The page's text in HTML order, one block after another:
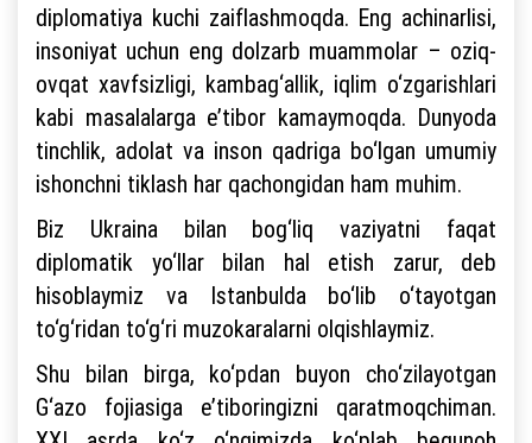
diplomatiya kuchi zaiflashmoqda. Eng achinarlisi,
insoniyat uchun eng dolzarb muammolar – oziq-
ovqat xavfsizligi, kambag‘allik, iqlim o‘zgarishlari
kabi masalalarga e’tibor kamaymoqda. Dunyoda
tinchlik, adolat va inson qadriga bo‘lgan umumiy
ishonchni tiklash har qachongidan ham muhim.
Biz Ukraina bilan bog‘liq vaziyatni faqat
diplomatik yo‘llar bilan hal etish zarur, deb
hisoblaymiz va Istanbulda bo‘lib o‘tayotgan
to‘g‘ridan to‘g‘ri muzokaralarni olqishlaymiz.
Shu bilan birga, ko‘pdan buyon cho‘zilayotgan
G‘azo fojiasiga e’tiboringizni qaratmoqchiman.